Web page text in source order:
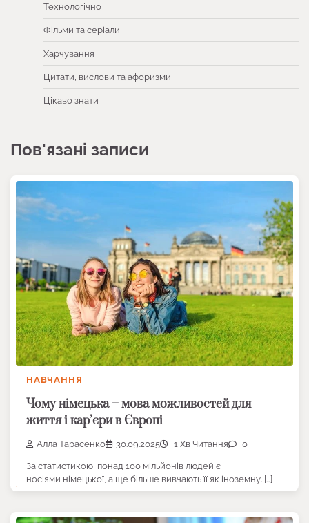
Технологічно
Фільми та серіали
Харчування
Цитати, вислови та афоризми
Цікаво знати
Пов'язані записи
НАВЧАННЯ
Чому німецька – мова можливостей для
життя і кар’єри в Європі
Алла Тарасенко 30.09.2025 1 Хв Читання 0
За статистикою, понад 100 мільйонів людей є
носіями німецької, а ще більше вивчають її як іноземну. […]